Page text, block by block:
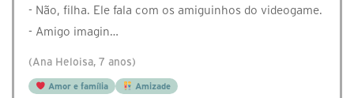
- Não, filha. Ele fala com os amiguinhos do videogame.
- Amigo imagin…
(Ana Heloisa, 7 anos)
Amor e família Amizade